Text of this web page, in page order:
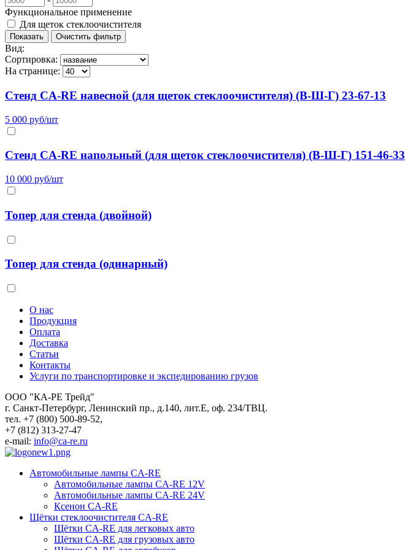
Функциональное применение
Для щеток стеклоочистителя
Вид:
Сортировка:
На странице:
Стенд CA-RE навесной (для щеток стеклоочистителя) (В-Ш-Г) 23-67-13
5 000 руб/шт
Стенд CA-RE напольный (для щеток стеклоочистителя) (В-Ш-Г) 151-46-33
10 000 руб/шт
Топер для стенда (двойной)
Топер для стенда (одинарный)
О нас
Продукция
Оплата
Доставка
Статьи
Контакты
Услуги по транспортировке и экспедированию грузов
ООО "КА-РЕ Трейд"
г. Санкт-Петербург, Ленинский пр., д.140, лит.Е, оф. 234/ТВЦ.
тел. +7 (800) 500-89-52,
+7 (812) 313-27-47
e-mail: info@ca-re.ru
Автомобильные лампы CA-RE
Автомобильные лампы CA-RE 12V
Автомобильные лампы CA-RE 24V
Ксенон CA-RE
Щётки стеклоочистителя CA-RE
Щётки CA-RE для легковых авто
Щётки CA-RE для грузовых авто